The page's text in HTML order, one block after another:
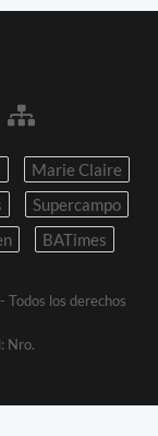
Marie Claire
Supercampo
BATimes
los derechos
Nro.